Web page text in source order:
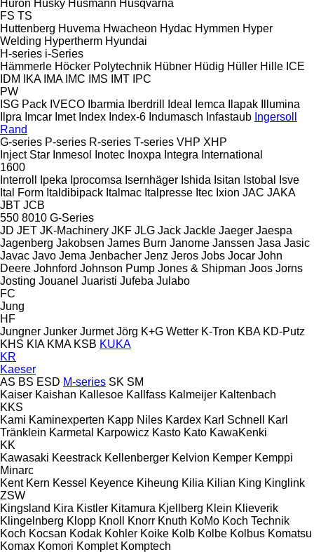
Huron Husky Husmann Husqvarna
FS TS
Huttenberg Huvema Hwacheon Hydac Hymmen Hyper
Welding Hypertherm Hyundai
H-series i-Series
Hämmerle Höcker Polytechnik Hübner Hüdig Hüller Hille ICE
IDM
IKA IMA IMC IMS IMT IPC
PW
ISG Pack IVECO Ibarmia Iberdrill Ideal Iemca Ilapak
Illumina
Ilpra Imcar Imet Index Index-6 Indumasch Infastaub Ingersoll
Rand
G-series P-series R-series T-series VHP XHP
Inject Star Inmesol Inotec Inoxpa Integra International
1600
Interroll
Ipeka Iprocomsa Isernhäger Ishida Isitan Istobal
Isve
Ital Form Italdibipack Italmac Italpresse Itec Ixion JAC JAKA
JBT JCB
550 8010 G-Series
JD JET JK-Machinery JKF JLG Jack Jackle Jaeger Jaespa
Jagenberg Jakobsen James Burn Janome Janssen Jasa Jasic
Javac Javo Jema Jenbacher Jenz Jeros Jobs Jocar John
Deere Johnford Johnson Pump Jones & Shipman Joos Jorns
Josting Jouanel Juaristi Jufeba Julabo
FC
Jung
HF
Jungner Junker Jurmet Jörg K+G Wetter K-Tron KBA KD-Putz
KHS KIA KMA KSB KUKA
KR
Kaeser
AS BS ESD M-series SK SM
Kaiser Kaishan Kallesoe Kallfass Kalmeijer Kaltenbach
KKS
Kami Kaminexperten Kapp Niles Kardex Karl Schnell
Karl
Tränklein Karmetal Karpowicz Kasto Kato KawaKenki
KK
Kawasaki Keestrack Kellenberger Kelvion Kemper Kemppi
Minarc
Kent Kern Kessel Keyence Kiheung Kilia Kilian King Kinglink
ZSW
Kingsland Kira Kistler Kitamura Kjellberg Klein Klieverik
Klingelnberg Klopp Knoll Knorr Knuth KoMo Koch Technik
Koch Kocsan Kodak Kohler Koike Kolb Kolbe Kolbus Komatsu
Komax Komori Komplet Komptech